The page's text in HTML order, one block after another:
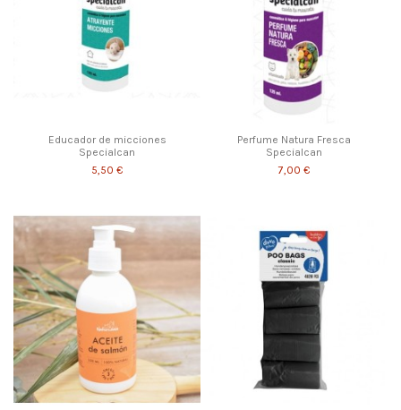
Educador de micciones
Specialcan
5,50 €
Perfume Natura Fresca
Specialcan
7,00 €